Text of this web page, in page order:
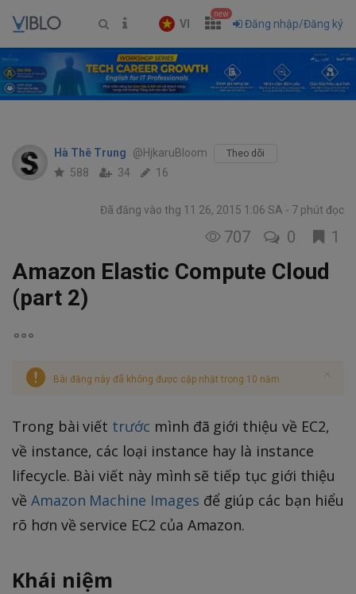
VI
new
Đăng nhập/Đăng ký
Hà Thê Trung @HjkaruBloom Theo dõi
588 34 16
Đã đăng vào thg 11 26, 2015 1:06 SA 7 phút đọc
707 0 1
Amazon Elastic Compute Cloud
(part 2)
Bài đăng này đã không được cập nhật trong 10 năm
Trong bài viết trước mình đã giới thiệu về EC2,
về instance, các loại instance hay là instance
lifecycle. Bài viết này mình sẽ tiếp tục giới thiệu
về Amazon Machine Images để giúp các bạn hiểu
rõ hơn về service EC2 của Amazon.
Khái niệm